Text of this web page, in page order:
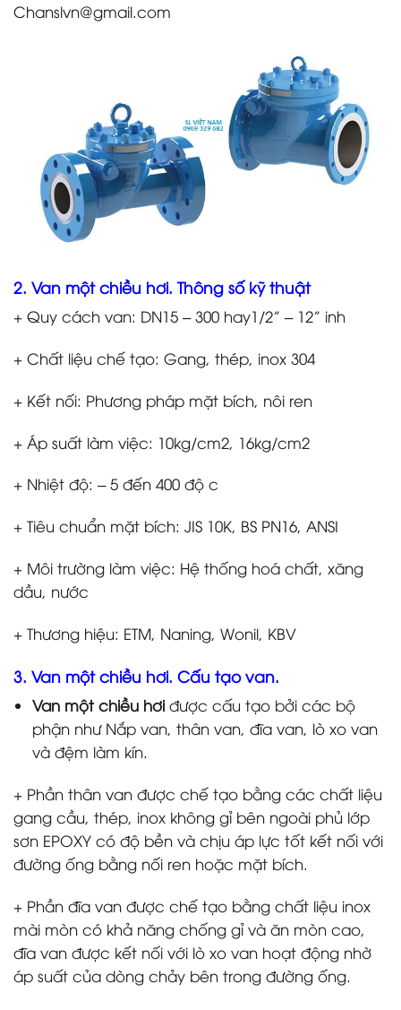
Chanslvn@gmail.com
2. Van một chiều hơi. Thông số kỹ thuật
+ Quy cách van: DN15 – 300 hay1/2” – 12” inh
+ Chất liệu chế tạo: Gang, thép, inox 304
+ Kết nối: Phương pháp mặt bích, nôi ren
+ Áp suất làm việc: 10kg/cm2, 16kg/cm2
+ Nhiệt độ: – 5 đến 400 độ c
+ Tiêu chuẩn mặt bích: JIS 10K, BS PN16, ANSI
+ Môi trường làm việc: Hệ thống hoá chất, xăng
dầu, nước
+ Thương hiệu: ETM, Naning, Wonil, KBV
3. Van một chiều hơi. Cấu tạo van.
Van một chiều hơiđược cấu tạo bởi các bộ
phận như Nắp van, thân van, đĩa van, lò xo van
và đệm làm kín.
+ Phần thân van được chế tạo bằng các chất liệu
gang cầu, thép, inox không gỉ bên ngoài phủ lớp
sơn EPOXY có độ bền và chịu áp lực tốt kết nối với
đường ống bằng nối ren hoặc mặt bích.
+ Phần đĩa van được chế tạo bằng chất liệu inox
mài mòn có khả năng chống gỉ và ăn mòn cao,
đĩa van được kết nối với lò xo van hoạt động nhờ
áp suất của dòng chảy bên trong đường ống.